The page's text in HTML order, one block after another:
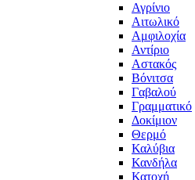
Αγρίνιο
Αιτωλικό
Αμφιλοχία
Αντίριο
Αστακός
Βόνιτσα
Γαβαλού
Γραμματικό
Δοκίμιον
Θερμό
Καλύβια
Κανδήλα
Κατοχή